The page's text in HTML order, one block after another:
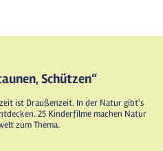
Schützen“
ist Draußenzeit. In der Natur gibt's
25 Kinderfilme machen Natur
zum Thema.